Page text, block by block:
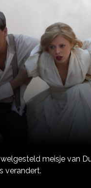
meisje van
verandert.